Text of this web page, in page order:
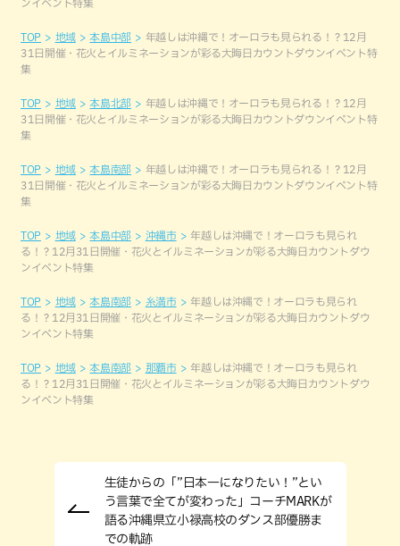
ンイベント特集
TOP 地域 本島中部
年越しは沖縄で！オーロラも見られる！？12月
31日開催・花火とイルミネーションが彩る大晦日カウントダウンイベント特
集
TOP 地域 本島北部
年越しは沖縄で！オーロラも見られる！？12月
31日開催・花火とイルミネーションが彩る大晦日カウントダウンイベント特
集
TOP 地域 本島南部
年越しは沖縄で！オーロラも見られる！？12月
31日開催・花火とイルミネーションが彩る大晦日カウントダウンイベント特
集
TOP 地域 本島中部 沖縄市
年越しは沖縄で！オーロラも見られ
る！？12月31日開催・花火とイルミネーションが彩る大晦日カウントダウ
ンイベント特集
TOP 地域 本島南部 糸満市
年越しは沖縄で！オーロラも見られ
る！？12月31日開催・花火とイルミネーションが彩る大晦日カウントダウ
ンイベント特集
TOP 地域 本島南部 那覇市
年越しは沖縄で！オーロラも見られ
る！？12月31日開催・花火とイルミネーションが彩る大晦日カウントダウ
ンイベント特集
生徒からの「”日本一になりたい！”とい
う言葉で全てが変わった」コーチMARKが
語る沖縄県立小禄高校のダンス部優勝ま
での軌跡